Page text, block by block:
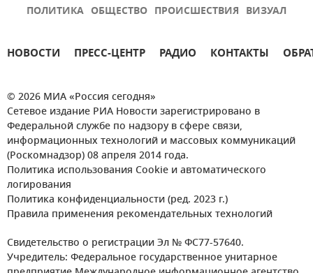
ПОЛИТИКА ОБЩЕСТВО ПРОИСШЕСТВИЯ ВИЗУАЛ
НОВОСТИ ПРЕСС-ЦЕНТР РАДИО КОНТАКТЫ
© 2026 МИА «Россия сегодня»
Сетевое издание РИА Новости зарегистрировано в
Федеральной службе по надзору в сфере связи,
информационных технологий и массовых коммуникаций
(Роскомнадзор) 08 апреля 2014 года.
Политика использования Cookie и автоматического
логирования
Политика конфиденциальности (ред. 2023 г.)
Правила применения рекомендательных технологий
Свидетельство о регистрации Эл № ФС77-57640.
Учредитель: Федеральное государственное унитарное